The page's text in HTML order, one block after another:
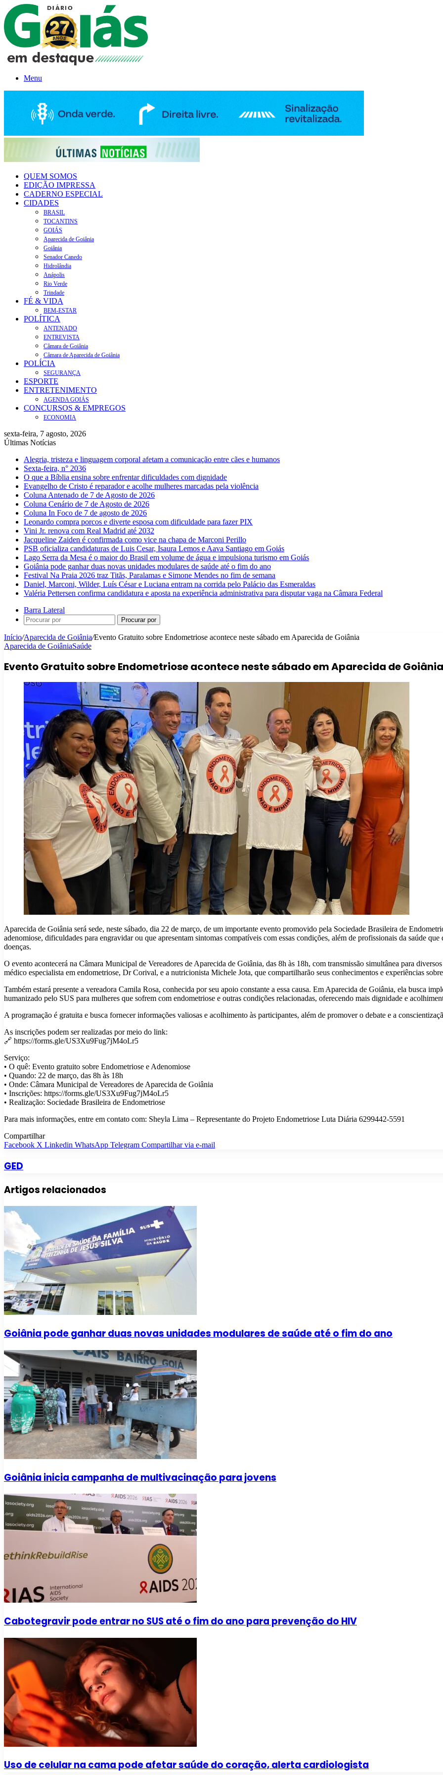
Menu
QUEM SOMOS
EDIÇÃO IMPRESSA
CADERNO ESPECIAL
CIDADES
BRASIL
TOCANTINS
GOIÁS
Aparecida de Goiânia
Goiânia
Senador Canedo
Hidrolândia
Anápolis
Rio Verde
Trindade
FÉ & VIDA
BEM-ESTAR
POLÍTICA
ANTENADO
ENTREVISTA
Câmara de Goiânia
Câmara de Aparecida de Goiânia
POLÍCIA
SEGURANÇA
ESPORTE
ENTRETENIMENTO
AGENDA GOIÁS
CONCURSOS & EMPREGOS
ECONOMIA
sexta-feira, 7 agosto, 2026
Últimas Notícias
Alegria, tristeza e linguagem corporal afetam a comunicação entre cães e humanos
Sexta-feira, n° 2036
O que a Bíblia ensina sobre enfrentar dificuldades com dignidade
Evangelho de Cristo é reparador e acolhe mulheres marcadas pela violência
Coluna Antenado de 7 de Agosto de 2026
Coluna Cenário de 7 de Agosto de 2026
Coluna In Foco de 7 de agosto de 2026
Leonardo compra porcos e diverte esposa com dificuldade para fazer PIX
Vini Jr. renova com Real Madrid até 2032
Jacqueline Zaiden é confirmada como vice na chapa de Marconi Perillo
PSB oficializa candidaturas de Luis Cesar, Isaura Lemos e Aava Santiago em Goiás
Lago Serra da Mesa é o maior do Brasil em volume de água e impulsiona turismo em Goiás
Goiânia pode ganhar duas novas unidades modulares de saúde até o fim do ano
Festival Na Praia 2026 traz Titãs, Paralamas e Simone Mendes no fim de semana
Daniel, Marconi, Wilder, Luís César e Luciana entram na corrida pelo Palácio das Esmeraldas
Valéria Pettersen confirma candidatura e aposta na experiência administrativa para disputar vaga na Câmara Federal
Barra Lateral
Procurar por
Início/Aparecida de Goiânia/Evento Gratuito sobre Endometriose acontece neste sábado em Aparecida de Goiânia
Aparecida de GoiâniaSaúde
Evento Gratuito sobre Endometriose acontece neste sábado em Aparecida de Goiânia
Aparecida de Goiânia será sede, neste sábado, dia 22 de março, de um importante evento promovido pela Sociedade Brasileira de
adenomiose, dificuldades para engravidar ou que apresentam sintomas compatíveis com essas condições, além de profissionais da saúde
doenças.
O evento acontecerá na Câmara Municipal de Vereadores de Aparecida de Goiânia, das 8h às 18h, com transmissão simultânea para
médico especialista em endometriose, Dr Corival, e a nutricionista Michele Jota, que compartilharão seus conhecimentos e experiências
Também estará presente a vereadora Camila Rosa, conhecida por seu apoio constante a essa causa. Em Aparecida de Goiânia, ela busca
humanizado pelo SUS para mulheres que sofrem com endometriose e outras condições relacionadas, oferecendo mais dignidade e
A programação é gratuita e busca fornecer informações valiosas e acolhimento às participantes, além de promover o debate e a
As inscrições podem ser realizadas por meio do link:
🔗 https://forms.gle/US3Xu9Fug7jM4oLr5
Serviço:
• O quê: Evento gratuito sobre Endometriose e Adenomiose
• Quando: 22 de março, das 8h às 18h
• Onde: Câmara Municipal de Vereadores de Aparecida de Goiânia
• Inscrições: https://forms.gle/US3Xu9Fug7jM4oLr5
• Realização: Sociedade Brasileira de Endometriose
Para mais informações, entre em contato com: Sheyla Lima – Representante do Projeto Endometriose Luta Diária 6299442-5591
Compartilhar
Facebook X Linkedin WhatsApp Telegram Compartilhar via e-mail
GED
Artigos relacionados
Goiânia pode ganhar duas novas unidades modulares de saúde até o fim do ano
Goiânia inicia campanha de multivacinação para jovens
Cabotegravir pode entrar no SUS até o fim do ano para prevenção do HIV
Uso de celular na cama pode afetar saúde do coração, alerta cardiologista